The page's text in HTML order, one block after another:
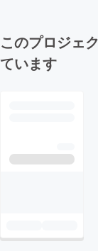
このプロジェ
ています